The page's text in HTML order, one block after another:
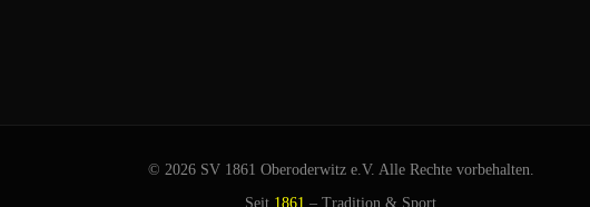
© 2026 SV 1861 Oberoderwitz e.V. Alle Rechte vorbehalten.
Seit 1861 – Tradition & Sport